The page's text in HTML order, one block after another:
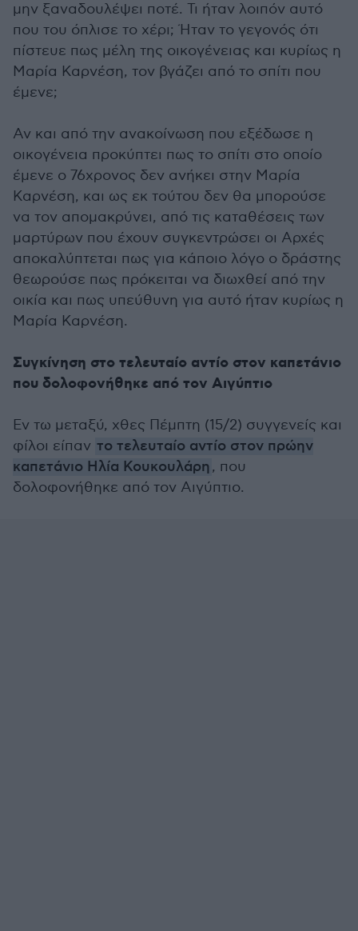
μην ξαναδουλέψει ποτέ. Τι ήταν λοιπόν αυτό
που του όπλισε το χέρι; Ήταν το γεγονός ότι
πίστευε πως μέλη της οικογένειας και κυρίως η
Μαρία Καρνέση, τον βγάζει από το σπίτι που
έμενε;
Αν και από την ανακοίνωση που εξέδωσε η
οικογένεια προκύπτει πως το σπίτι στο οποίο
έμενε ο 76χρονος δεν ανήκει στην Μαρία
Καρνέση, και ως εκ τούτου δεν θα μπορούσε
να τον απομακρύνει, από τις καταθέσεις των
μαρτύρων που έχουν συγκεντρώσει οι Αρχές
αποκαλύπτεται πως για κάποιο λόγο ο δράστης
θεωρούσε πως πρόκειται να διωχθεί από την
οικία και πως υπεύθυνη για αυτό ήταν κυρίως η
Μαρία Καρνέση.
Συγκίνηση στο τελευταίο αντίο στον καπετάνιο
που δολοφονήθηκε από τον Αιγύπτιο
Εν τω μεταξύ, χθες Πέμπτη (15/2) συγγενείς και
φίλοι είπαν το τελευταίο αντίο στον πρώην
καπετάνιο Ηλία Κουκουλάρη, που
δολοφονήθηκε από τον Αιγύπτιο.